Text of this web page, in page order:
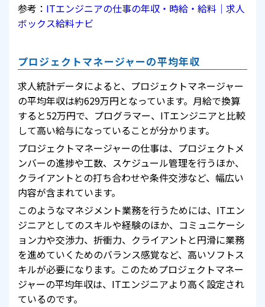
参考： ITエンジニアの仕事の年収・時給・給料｜求人
ボックス給料ナビ
プロジェクトマネージャーの平均年収
求人統計データによると、プロジェクトマネージャー
の平均年収は約629万円となっています。月給で換算
すると52万円で、プログラマー、ITエンジニアと比較
して高い給与になっていることが分かります。
プロジェクトマネージャーの仕事は、プロジェクトメ
ンバーの進捗や工数、スケジュール管理を行うほか、
クライアントとの打ち合わせや条件交渉など、幅広い
内容が含まれています。
このようなマネジメント業務を行うためには、ITエン
ジニアとしてのスキルや経験のほか、コミュニケーシ
ョン力や交渉力、折衝力、クライアントと円滑に業務
を進めていくためのバランス感覚など、高いソフトス
キルが必要になります。このためプロジェクトマネー
ジャーの平均年収は、ITエンジニアより高く設定され
ているのです。